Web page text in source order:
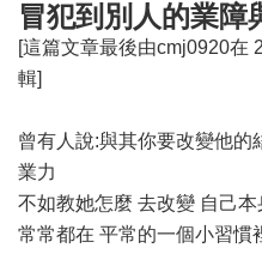
冒犯到別人的業障
[這篇文章最後由cmj0920在
輯]
曾有人說:與其你要改變他的
業力
不如教她怎麼 去改變 自己
常常都在 平常的一個小習慣